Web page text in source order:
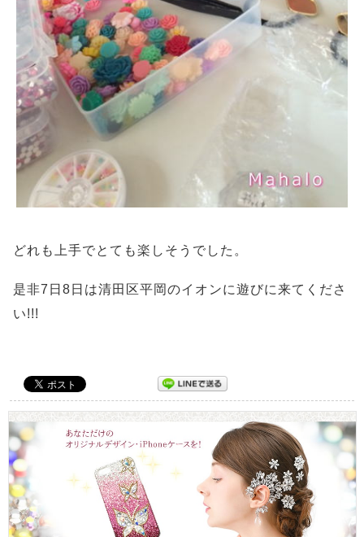
どれも上手でとても楽しそうでした。
是非7日8日は清田区平岡のイオンに遊びに来てくださ
い!!!